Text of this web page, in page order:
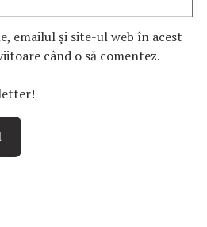
emailul și site-ul web în acest
când o să comentez.